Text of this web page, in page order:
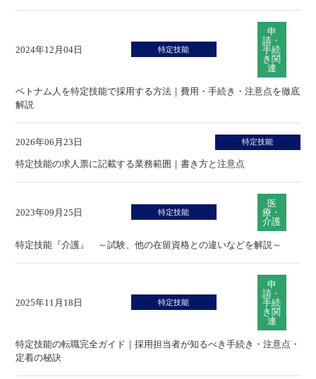
2024年12月04日 特定技能
申
請・
手続
き関
連
ベトナム人を特定技能で採用する方法｜費用・手続き・注意点を徹底
解説
2026年06月23日 特定技能
特定技能の求人票に記載する業務範囲｜書き方と注意点
2023年09月25日 特定技能
医
療・
介護
特定技能『介護』 ～試験、他の在留資格との違いなどを解説～
2025年11月18日 特定技能
申
請・
手続
き関
連
特定技能の転職完全ガイド｜採用担当者が知るべき手続き・注意点・
定着の秘訣